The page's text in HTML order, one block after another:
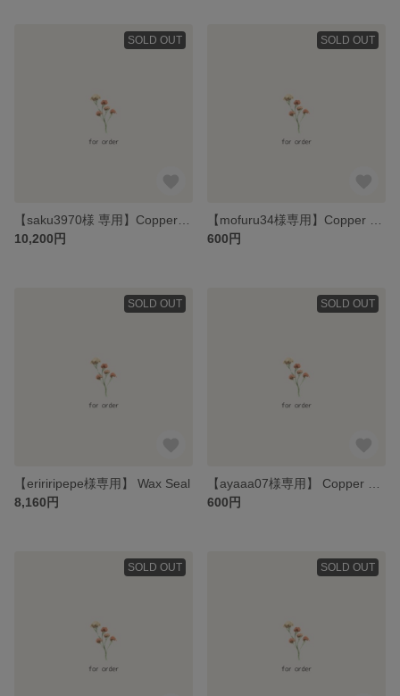
SOLD OUT
10,200円
SOLD OUT
600円
SOLD OUT
【eririripepe様専用】 Wax Seal
8,160円
SOLD OUT
600円
SOLD OUT SOLD OUT